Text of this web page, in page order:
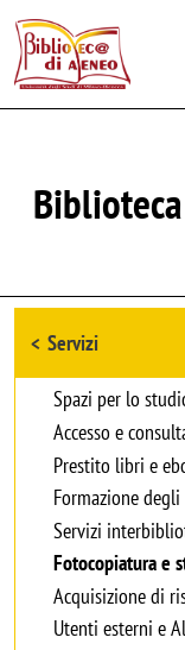
Browse the
Servizi
Spazi per lo
Accesso e
Prestito libri e
Formazione
Servizi
Fotocopiatura e
Acquisizione di
Utenti esterni e